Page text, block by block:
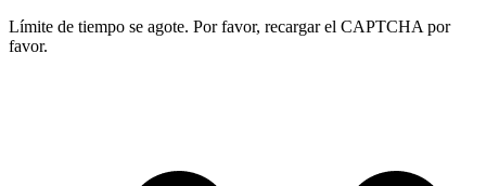
Límite de tiempo se agote. Por favor, recargar el CAPTCHA por
favor.